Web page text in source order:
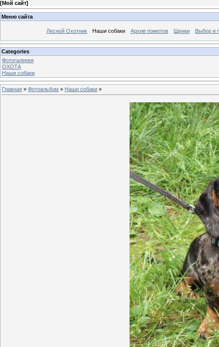
[Мой сайт]
Меню сайта
Лесной Охотник Наши собаки Архив пометов Щенки Выбор и
Categories
Фотогалерея
ОХОТА
Наши собаки
Главная » Фотоальбом » Наши собаки »